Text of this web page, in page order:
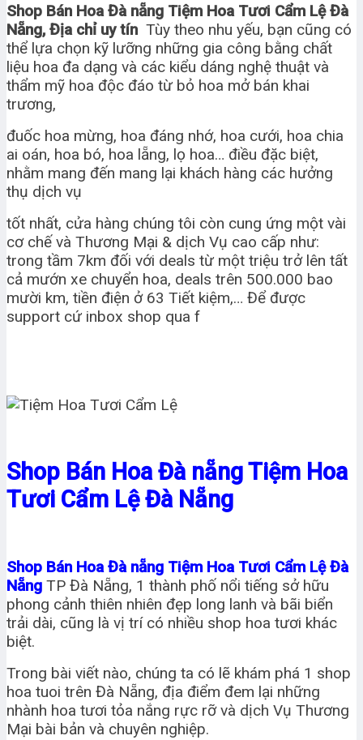
Shop Bán Hoa Đà nẵng Tiệm Hoa Tươi Cẩm Lệ Đà
Nẵng, Địa chỉ uy tín Tùy theo nhu yếu, bạn cũng có
thể lựa chọn kỹ lưỡng những gia công bằng chất
liệu hoa đa dạng và các kiểu dáng nghệ thuật và
thẩm mỹ hoa độc đáo từ bỏ hoa mở bán khai
trương,
đuốc hoa mừng, hoa đáng nhớ, hoa cưới, hoa chia
ai oán, hoa bó, hoa lẵng, lọ hoa… điều đặc biệt,
nhằm mang đến mang lại khách hàng các hưởng
thụ dịch vụ
tốt nhất, cửa hàng chúng tôi còn cung ứng một vài
cơ chế và Thương Mại & dịch Vụ cao cấp như:
trong tầm 7km đối với deals từ một triệu trở lên tất
cả mướn xe chuyển hoa, deals trên 500.000 bao
mười km, tiền điện ở 63 Tiết kiệm,… Để được
support cứ inbox shop qua f
Shop Bán Hoa Đà nẵng Tiệm Hoa
Tươi Cẩm Lệ Đà Nẵng
Shop Bán Hoa Đà nẵng Tiệm Hoa Tươi Cẩm Lệ Đà
Nẵng TP Đà Nẵng, 1 thành phố nổi tiếng sở hữu
phong cảnh thiên nhiên đẹp long lanh và bãi biển
trải dài, cũng là vị trí có nhiều shop hoa tươi khác
biệt.
Trong bài viết nào, chúng ta có lẽ khám phá 1 shop
hoa tuoi trên Đà Nẵng, địa điểm đem lại những
nhành hoa tươi tỏa nắng rực rỡ và dịch Vụ Thương
Mại bài bản và chuyên nghiệp.